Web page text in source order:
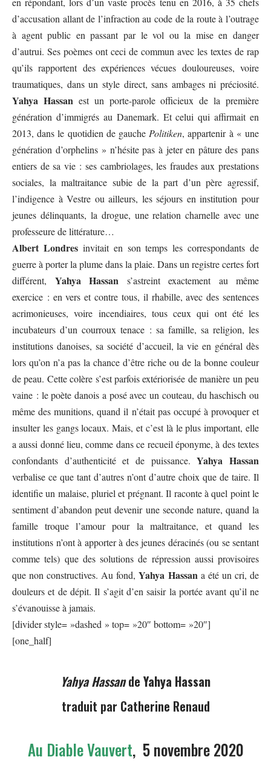
d’accusation allant de l’infraction au code de la route à l’outrage
à agent public en passant par le vol ou la mise en danger
d’autrui. Ses poèmes ont ceci de commun avec les textes de rap
qu’ils rapportent des expériences vécues douloureuses, voire
traumatiques, dans un style direct, sans ambages ni préciosité.
Yahya Hassan est un porte-parole officieux de la première
génération d’immigrés au Danemark. Et celui qui affirmait en
2013, dans le quotidien de gauche Politiken, appartenir à « une
génération d’orphelins » n’hésite pas à jeter en pâture des pans
entiers de sa vie : ses cambriolages, les fraudes aux prestations
sociales, la maltraitance subie de la part d’un père agressif,
l’indigence à Vestre ou ailleurs, les séjours en institution pour
jeunes délinquants, la drogue, une relation charnelle avec une
professeure de littérature…
Albert Londresinvitait en son temps les correspondants de
guerre à porter la plume dans la plaie. Dans un registre certes fort
différent, Yahya Hassan s’astreint exactement au même
exercice : en vers et contre tous, il rhabille, avec des sentences
acrimonieuses, voire incendiaires, tous ceux qui ont été les
incubateurs d’un courroux tenace : sa famille, sa religion, les
institutions danoises, sa société d’accueil, la vie en général dès
lors qu’on n’a pas la chance d’être riche ou de la bonne couleur
de peau. Cette colère s’est parfois extériorisée de manière un peu
vaine : le poète danois a posé avec un couteau, du haschisch ou
même des munitions, quand il n’était pas occupé à provoquer et
insulter les gangs locaux. Mais, et c’est là le plus important, elle
a aussi donné lieu, comme dans ce recueil éponyme, à des textes
confondants d’authenticité et de puissance.Yahya Hassan
verbalise ce que tant d’autres n’ont d’autre choix que de taire. Il
identifie un malaise, pluriel et prégnant. Il raconte à quel point le
sentiment d’abandon peut devenir une seconde nature, quand la
famille troque l’amour pour la maltraitance, et quand les
institutions n’ont à apporter à des jeunes déracinés (ou se sentant
comme tels) que des solutions de répression aussi provisoires
que non constructives. Au fond,Yahya Hassan a été un cri, de
douleurs et de dépit. Il s’agit d’en saisir la portée avant qu’il ne
s’évanouisse à jamais.
[divider style= »dashed » top= »20″ bottom= »20″]
[one_half]
Yahya Hassande Yahya Hassan
traduit par Catherine Renaud
Au Diable Vauvert, 5 novembre 2020